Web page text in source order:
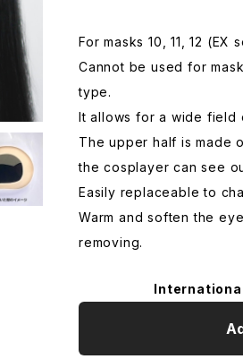
For masks 10, 11, 12 (EX
Cannot be used for
type.
It allows for a wide field
The upper half is made
the cosplayer can see
Easily replaceable to
Warm and soften the
removing.